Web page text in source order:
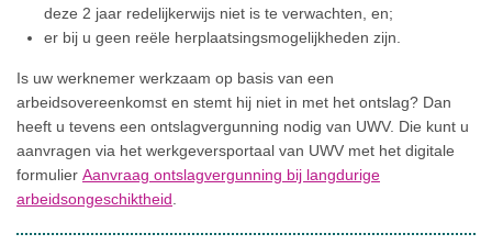
deze 2 jaar redelijkerwijs niet is te verwachten, en;
er bij u geen reële herplaatsingsmogelijkheden zijn.
Is uw werknemer werkzaam op basis van een
arbeidsovereenkomst en stemt hij niet in met het ontslag? Dan
heeft u tevens een ontslagvergunning nodig van UWV. Die kunt u
aanvragen via het werkgeversportaal van UWV met het digitale
formulier Aanvraag ontslagvergunning bij langdurige
arbeidsongeschiktheid